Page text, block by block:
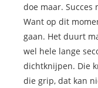
doe maar. Succes
Want op dit
gaan. Het duurt
wel hele lange
dichtknijpen. Die
die grip, dat kan